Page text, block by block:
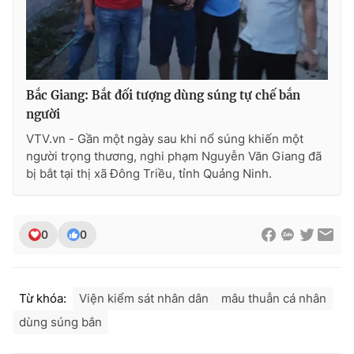
THỜI BÁO VTV
Theo dõi báo trên
Giấy phép hoạt động báo in và báo điện tử số 483/GP-BTTTT
Phó Tổng Biên tập:Nguyễn Thị Mỹ Hạnh, Phạm Quốc Thắng,
Nguyễn Trọng Ninh
Bắc Giang: Bắt đối tượng dùng súng tự chế bắn
người
VTV.vn - Gần một ngày sau khi nổ súng khiến một
người trọng thương, nghi phạm Nguyễn Văn Giang đã
bị bắt tại thị xã Đông Triều, tỉnh Quảng Ninh.
0 0
Từ khóa: Viện kiểm sát nhân dân
mâu thuẫn cá nhân
dùng súng bắn